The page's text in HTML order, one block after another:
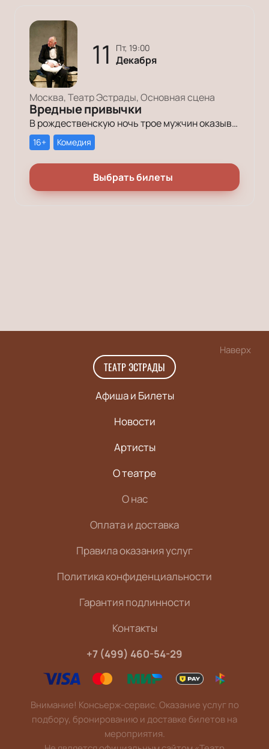
11 пт, 19:00
Декабря
Москва, Театр Эстрады, Основная сцена
Вредные привычки
В рождественскую ночь трое мужчин оказываются в КПЗ за административные правонарушения. Один – за курение в неположенном месте, второй – за алкогольное опьянение, третий – за превышение скорости.
16+ Комедия
Выбрать билеты
Наверх
ТЕАТР ЭСТРАДЫ
Афиша и Билеты
Новости
Артисты
О театре
О нас
Оплата и доставка
Правила оказания услуг
Политика конфиденциальности
Гарантия подлинности
Контакты
+7 (499) 460-54-29
Внимание! Консьерж-сервис. Оказание услуг по
подбору, бронированию и доставке билетов на
мероприятия.